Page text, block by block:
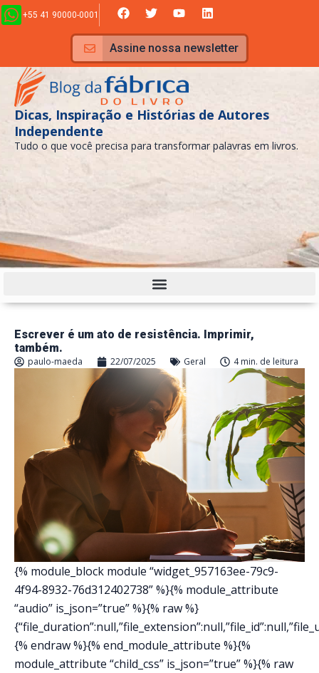
Ir
para
conteúdo
+55 41 90000-0001 F
a
c
e
b
o
o
k
T
w
i
t
t
e
r
Y
o
u
t
u
b
e
L
i
n
k
e
d
Assine nossa newsletter
Dicas, Inspiração e Histórias de Autores
Independente
Tudo o que você precisa para transformar palavras em livros.
Escrever é um ato de resistência. Imprimir,
também.
paulo-maeda 22/07/2025 Geral 4 min. de leitura
{% module_block module “widget_957163ee-79c9-
4f94-8932-76d312402738” %}{% module_attribute
“audio” is_json=”true” %}{% raw %}
{% endraw %}{% end_module_attribute %}{%
module_attribute “child_css” is_json=”true” %}{% raw